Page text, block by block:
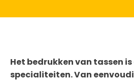
Het bedrukken van tassen is
specialiteiten. Van